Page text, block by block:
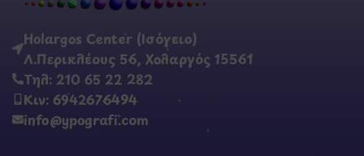
Holargos Center (Ισόγειο)
Λ.Περικλέους 56, Χολαργός 15561
Τηλ: 210 65 22 282
Κιν: 6942676494
info@ypografi.com